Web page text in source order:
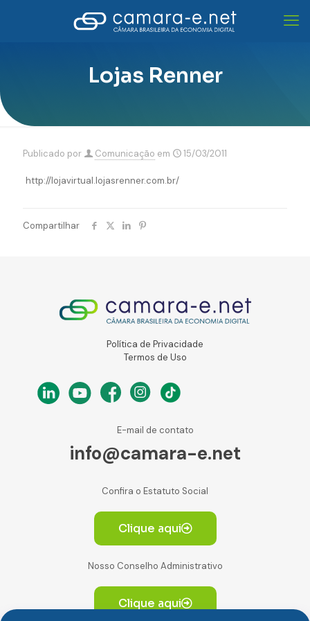
Lojas Renner
Publicado por Comunicação em 15/03/2011
http://lojavirtual.lojasrenner.com.br/
Compartilhar
Política de Privacidade
Termos de Uso
E-mail de contato
info@camara-e.net
Confira o Estatuto Social
Clique aqui
Nosso Conselho Administrativo
Clique aqui